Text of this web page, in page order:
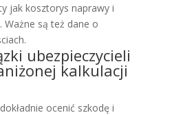
jak kosztorys naprawy i
Ważne są też dane o
ubezpieczycieli
kalkulacji
ocenić szkodę i